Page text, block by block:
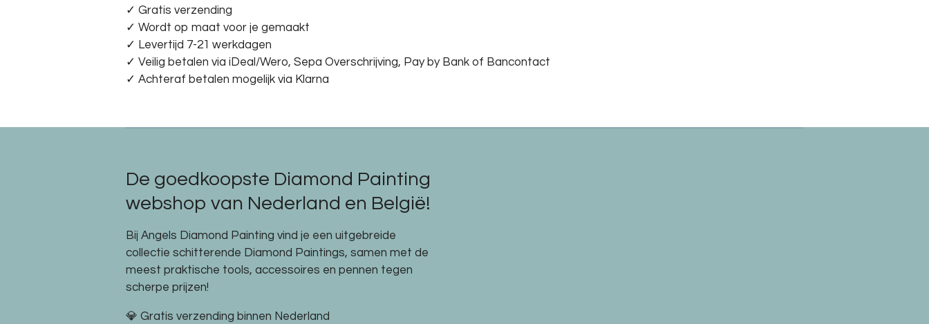
✓ Gratis verzending
✓ Wordt op maat voor je gemaakt
✓ Levertijd 7-21 werkdagen
✓ Veilig betalen via iDeal/Wero, Sepa Overschrijving, Pay by Bank of Bancontact
✓ Achteraf betalen mogelijk via Klarna
De goedkoopste Diamond Painting
webshop van Nederland en België!
Bij Angels Diamond Painting vind je een uitgebreide
collectie schitterende Diamond Paintings, samen met de
meest praktische tools, accessoires en pennen tegen
scherpe prijzen!
💎 Gratis verzending binnen Nederland